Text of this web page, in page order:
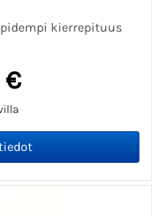
kierrepituus
€